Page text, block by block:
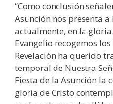
“Como conclusión
Asunción nos presenta
actualmente, en la
Evangelio recogemos
Revelación ha querido
temporal de Nuestra
Fiesta de la Asunción la
gloria de Cristo